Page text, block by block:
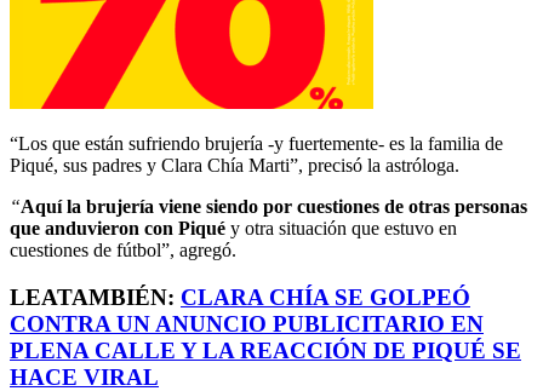
“Los que están sufriendo brujería -y fuertemente- es la familia de
Piqué, sus padres y Clara Chía Marti”, precisó la astróloga.
“Aquí la brujería viene siendo por cuestiones de otras personas
que anduvieron con Piqué y otra situación que estuvo en
cuestiones de fútbol”, agregó.
LEATAMBIÉN: CLARA CHÍA SE GOLPEÓ
CONTRA UN ANUNCIO PUBLICITARIO EN
PLENA CALLE Y LA REACCIÓN DE PIQUÉ SE
HACE VIRAL